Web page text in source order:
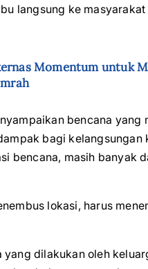
langsung ke
Momentum untuk
bencana yang
bagi
bencana, masih banyak
lokasi, harus
dilakukan oleh